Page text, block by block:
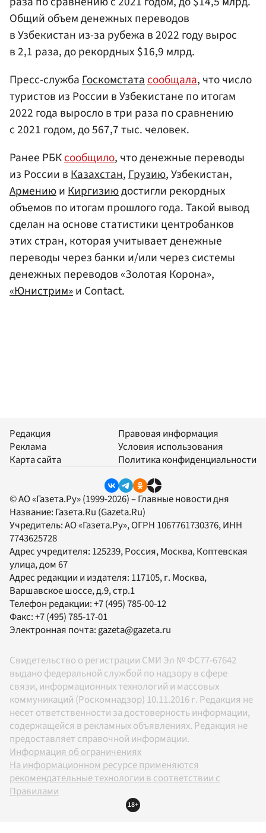
Общий объем денежных переводов
в Узбекистан из-за рубежа в 2022 году вырос
в 2,1 раза, до рекордных $16,9 млрд.
Пресс-службаГоскомстатасообщала, что число
туристов из России в Узбекистане по итогам
2022 года выросло в три раза по сравнению
с 2021 годом, до 567,7 тыс. человек.
Ранее РБКсообщило, что денежные переводы
из России вКазахстан,Грузию, Узбекистан,
АрмениюиКиргизиюдостигли рекордных
объемов по итогам прошлого года. Такой вывод
сделан на основе статистики центробанков
этих стран, которая учитывает денежные
переводы через банки и/или через системы
денежных переводов «Золотая Корона»,
«Юнистрим»и Contact.
Редакция
Реклама
Карта сайта
Правовая информация
Условия использования
Политика конфиденциальности
© АО «Газета.Ру» (1999-2026) – Главные новости дня
Название: Газета.Ru (Gazeta.Ru)
Учредитель:АО «Газета.Ру», ОГРН 1067761730376, ИНН
7743625728
Адрес учредителя: 125239, Россия, Москва, Коптевская
улица, дом 67
Адрес редакции и издателя: 117105, г. Москва,
Варшавское шоссе, д.9, стр.1
Телефон редакции:+7 (495) 785-00-12
Факс:+7 (495) 785-17-01
Электронная почта: gazeta@gazeta.ru
Свидетельство о регистрации СМИ Эл № ФС77-67642
выдано федеральной службой по надзору в сфере
связи, информационных технологий и массовых
коммуникаций (Роскомнадзор) 10.11.2016 г. Редакция не
несет ответственности за достоверность информации,
содержащейся в рекламных объявлениях. Редакция не
предоставляет справочной информации.
Информация об ограничениях
На информационном ресурсе применяются
рекомендательные технологии в соответствии с
Правилами
18+